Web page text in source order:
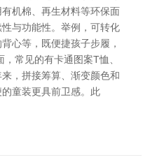
机棉、再生材料等环保面
与功能性。举例，可转化
心等，既便捷孩子步履，
常见的有卡通图案T恤、
，拼接筹算、渐变颜色和
童装更具前卫感。此